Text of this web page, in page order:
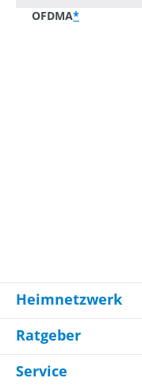
OFDMA*
Heimnetzwerk
Ratgeber
Service